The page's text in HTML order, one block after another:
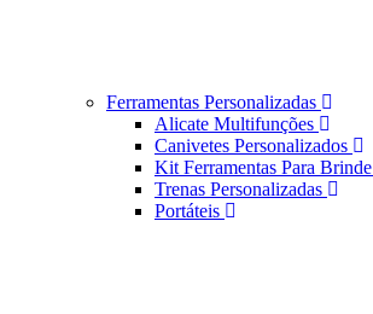
Ferramentas Personalizadas
Alicate Multifunções
Canivetes Personalizados
Kit Ferramentas Para Brinde
Trenas Personalizadas
Portáteis